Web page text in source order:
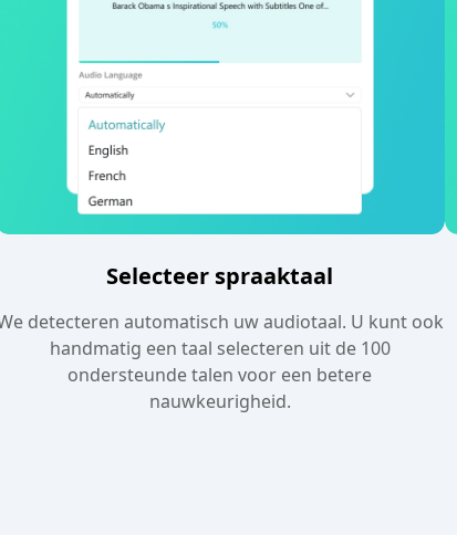
Selecteer spraaktaal
detecteren automatisch uw audiotaal. U kunt ook
handmatig een taal selecteren uit de 100
ondersteunde talen voor een betere
nauwkeurigheid.